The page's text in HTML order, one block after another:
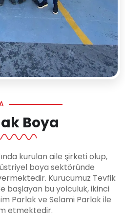
Boya
kurulan aile şirketi olup,
boya sektöründe
Kurucumuz Tevfik
başlayan bu yolculuk, ikinci
Parlak ve Selami Parlak ile
etmektedir.